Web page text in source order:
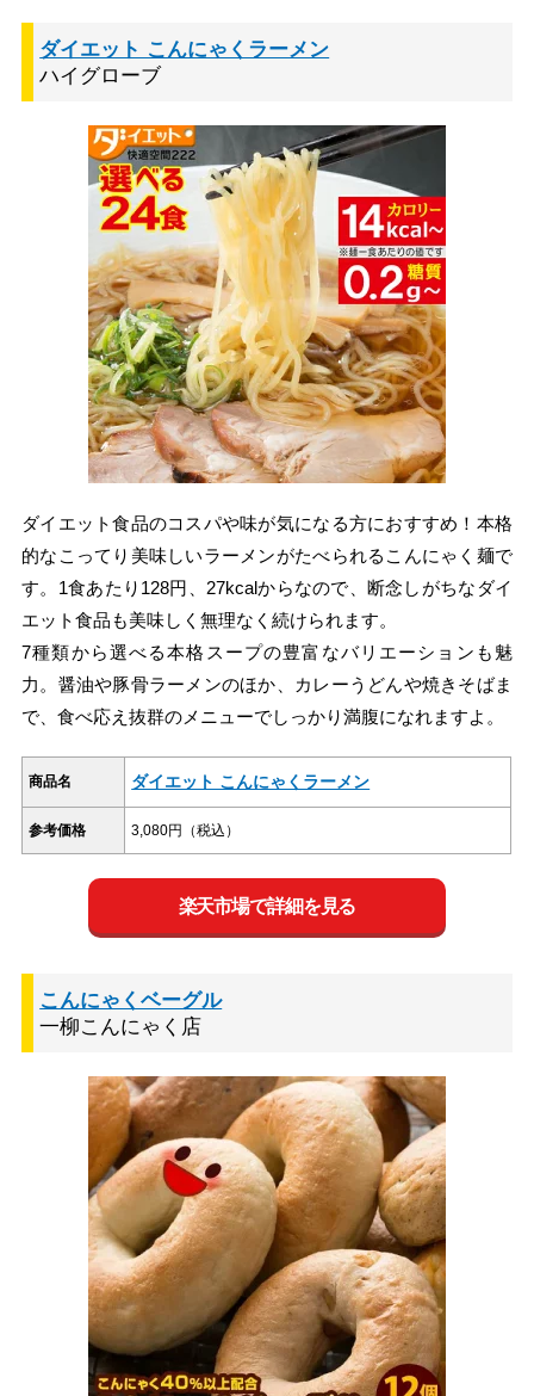
ダイエット こんにゃくラーメン
ハイグローブ
ダイエット食品のコスパや味が気になる方におすすめ！本格
的なこってり美味しいラーメンがたべられるこんにゃく麺で
す。1食あたり128円、27kcalからなので、断念しがちなダイ
エット食品も美味しく無理なく続けられます。
7種類から選べる本格スープの豊富なバリエーションも魅
力。醤油や豚骨ラーメンのほか、カレーうどんや焼きそばま
で、食べ応え抜群のメニューでしっかり満腹になれますよ。
商品名 ダイエット こんにゃくラーメン
参考価格 3,080円（税込）
楽天市場で詳細を見る
こんにゃくベーグル
一柳こんにゃく店